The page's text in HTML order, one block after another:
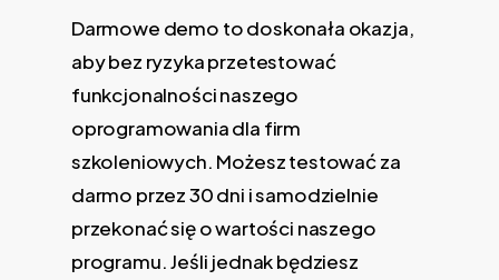
Darmowe demo to doskonała okazja,
aby bez ryzyka przetestować
funkcjonalności naszego
oprogramowania dla firm
szkoleniowych. Możesz testować za
darmo przez 30 dni i samodzielnie
przekonać się o wartości naszego
programu. Jeśli jednak będziesz